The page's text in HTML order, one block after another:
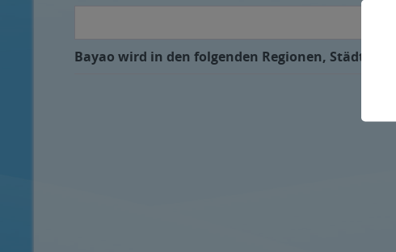
Bayao wird in den folgenden Regionen, Städten,